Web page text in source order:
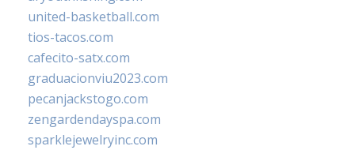
united-basketball.com
tios-tacos.com
cafecito-satx.com
graduacionviu2023.com
pecanjackstogo.com
zengardendayspa.com
sparklejewelryinc.com